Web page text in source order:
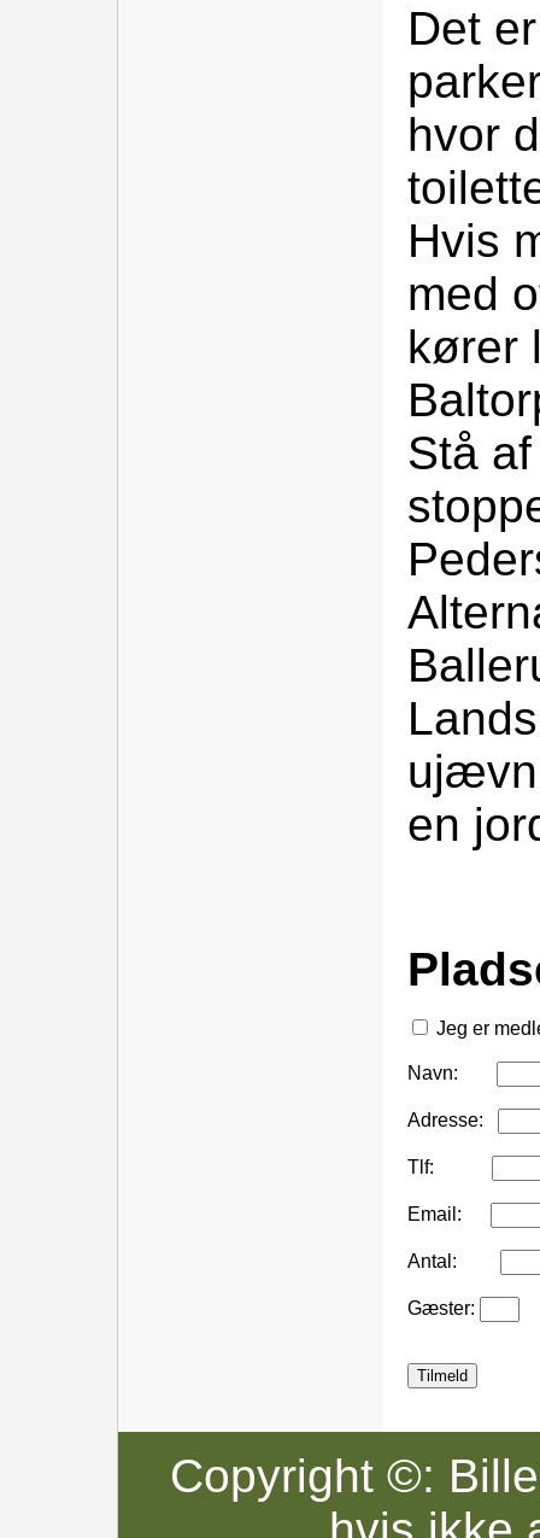
Det
hvor
Hvis
med
kører
Stå
en
Jeg er
Navn:
Adresse:
Tlf:
Email:
Antal:
Gæster:
Tilmeld
Copyright ©: